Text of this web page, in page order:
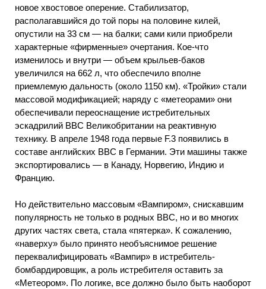
новое хвостовое оперение. Стабилизатор,
располагавшийся до той поры на половине килей,
опустили на 33 см — на балки; сами кили приобрели
характерные «фирменные» очертания. Кое-что
изменилось и внутри — объем крыльев-баков
увеличился на 662 л, что обеспечило вполне
приемлемую дальность (около 1150 км). «Тройки» стали
массовой модификацией; наряду с «метеорами» они
обеспечивали переоснащение истребительных
эскадрилий ВВС Великобритании на реактивную
технику. В апреле 1948 года первые F.3 появились в
составе английских ВВС в Германии. Эти машины также
экспортировались — в Канаду, Норвегию, Индию и
Францию.
Но действительно массовым «Вампиром», снискавшим
популярность не только в родных ВВС, но и во многих
других частях света, стала «пятерка». К сожалению,
«наверху» было принято необъяснимое решение
переквалифицировать «Вампир» в истребитель-
бомбардировщик, а роль истребителя оставить за
«Метеором». По логике, все должно было быть наоборот